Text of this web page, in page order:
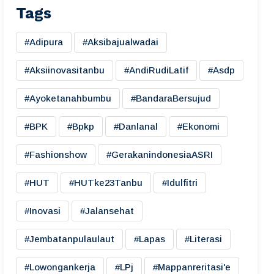
Tags
#adipura #aksibajualwadai
#aksiinovasitanbu #AndiRudiLatif #asdp
#ayoketanahbumbu #BandaraBersujud
#BPK #bpkp #danlanal #ekonomi
#fashionshow #gerakanindonesiaASRI
#HUT #HUTke23Tanbu #idulfitri
#inovasi #jalansehat
#jembatanpulaulaut #lapas #literasi
#lowongankerja #LPj #mappanreritasi'e